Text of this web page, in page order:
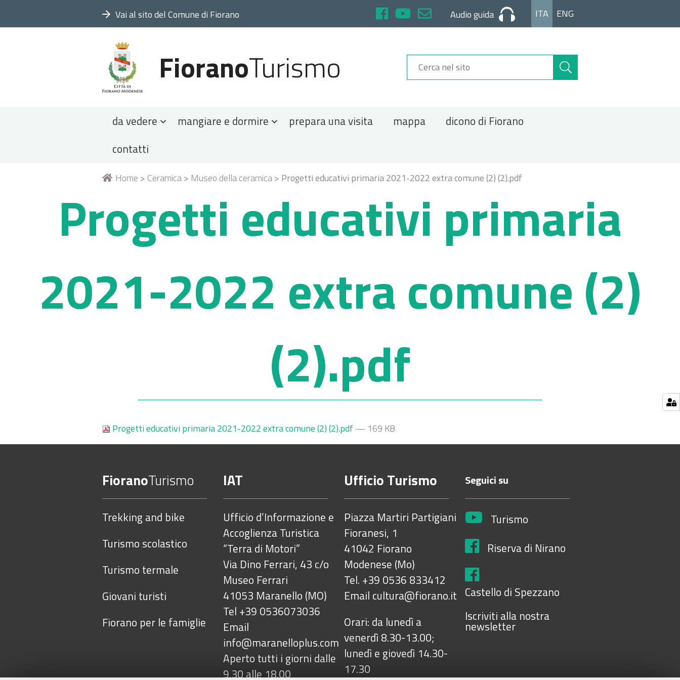
Vai al sito del Comune di Fiorano Audio guida ITA ENG
FioranoTurismo
Cerca
nel
da vedere mangiare e dormire prepara una visita mappa
dicono di Fiorano
contatti
Tu Home > Ceramica> Museo della ceramica> Progetti educativi primaria 2021-2022 extra comune (2) (2).pdf
Progetti educativi primaria
2021-2022 extra comune (2)
(2).pdf
Progetti educativi primaria 2021-2022 extra comune (2) (2).pdf— 169 KB
FioranoTurismo
Trekking and bike
Turismo scolastico
Turismo termale
Giovani turisti
Fiorano per le famiglie
IAT
Ufficio d’Informazione e
Accoglienza Turistica
“Terra di Motori”
Via Dino Ferrari, 43 c/o
Museo Ferrari
41053 Maranello (MO)
Tel +39 0536073036
Email
info@maranelloplus.com
Aperto tutti i giorni dalle
9.30 alle 18.00
Ufficio Turismo
Piazza Martiri Partigiani
Fioranesi, 1
41042 Fiorano
Modenese (Mo)
Tel. +39 0536 833412
Email cultura@fiorano.it
Orari: da lunedì a
venerdì 8.30-13.00;
lunedì e giovedì 14.30-
17.30
Seguici su
Turismo
Riserva di Nirano
Castello di Spezzano
Iscriviti alla nostra
newsletter